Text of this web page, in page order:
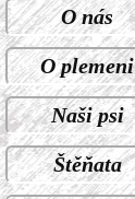
O nás
O plemeni
Naši psi
Štěňata